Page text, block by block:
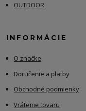
OUTDOOR
INFORMÁCIE
O značke
Doručenie a platby
Obchodné podmienky
Vrátenie tovaru